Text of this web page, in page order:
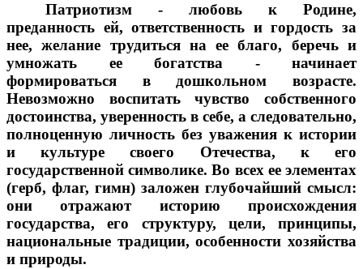
Патриотизм - любовь к Родине,
преданность ей, ответственность и гордость за
нее, желание трудиться на ее благо, беречь и
умножать ее богатства - начинает
формироваться в дошкольном возрасте.
Невозможно воспитать чувство собственного
достоинства, уверенность в себе, а следовательно,
полноценную личность без уважения к истории
и культуре своего Отечества, к его
государственной символике. Во всех ее элементах
(герб, флаг, гимн) заложен глубочайший смысл:
они отражают историю происхождения
государства, его структуру, цели, принципы,
национальные традиции, особенности хозяйства
и природы.